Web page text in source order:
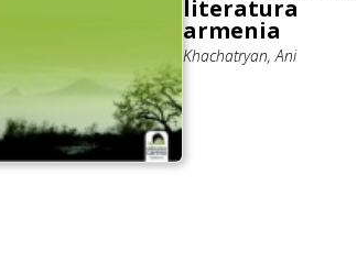
literatura
armenia
Khachatryan, Ani